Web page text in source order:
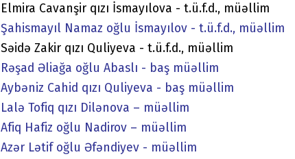
Elmira Cavanşir qızı İsmayılova - t.ü.f.d., müəllim
Şahismayıl Namaz oğlu İsmayılov - t.ü.f.d., müəllim
Səidə Zakir qızı Quliyeva - t.ü.f.d., müəllim
Rəşad Əliağa oğlu Abaslı - baş müəllim
Aybəniz Cahid qızı Quliyeva - baş müəllim
Lalə Tofiq qızı Dilənova – müəllim
Afiq Hafiz oğlu Nadirov – müəllim
Azər Lətif oğlu Əfəndiyev - müəllim